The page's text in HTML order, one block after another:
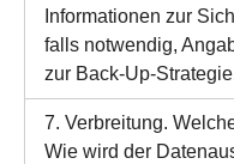
Informationen zur
falls notwendig,
zur Back-Up-
7. Verbreitung.
Wie wird der